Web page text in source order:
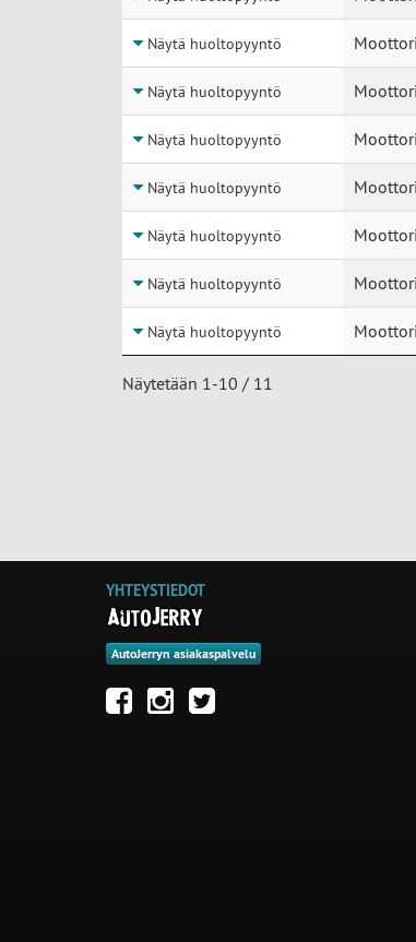
Näytä huoltopyyntö
Näytä huoltopyyntö
Näytä huoltopyyntö
Näytä huoltopyyntö
Näytä huoltopyyntö
Näytä huoltopyyntö
Näytä huoltopyyntö
Näytetään 1-10 / 11
YHTEYSTIEDOT
AutoJerryn asiakaspalvelu